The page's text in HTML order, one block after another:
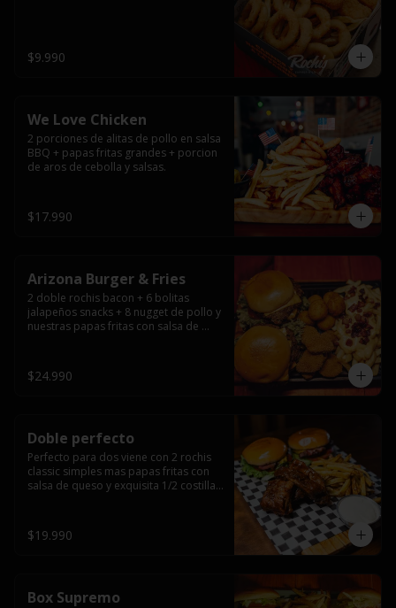
$9.990
We Love Chicken
2 porciones de alitas de pollo en salsa
BBQ + papas fritas grandes + porcion
de aros de cebolla y salsas.
$17.990
Arizona Burger & Fries
2 doble rochis bacon + 6 bolitas
jalapeños snacks + 8 nugget de pollo y
nuestras papas fritas con salsa de
$24.990
Doble perfecto
Perfecto para dos viene con 2 rochis
classic simples mas papas fritas con
salsa de queso y exquisita 1/2 costilla
$19.990
Box Supremo